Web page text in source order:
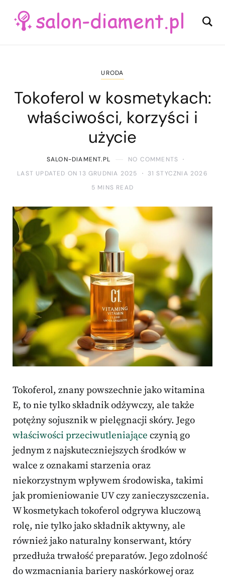
URODA
Tokoferol w kosmetykach:
właściwości, korzyści i
użycie
SALON-DIAMENT.PL
NO COMMENTS
LAST UPDATED ON 13 GRUDNIA 2025
31 STYCZNIA 2026
5 MINS READ
Tokoferol, znany powszechnie jako witamina
E, to nie tylko składnik odżywczy, ale także
potężny sojusznik w pielęgnacji skóry. Jego
właściwości przeciwutleniające czynią go
jednym z najskuteczniejszych środków w
walce z oznakami starzenia oraz
niekorzystnym wpływem środowiska, takimi
jak promieniowanie UV czy zanieczyszczenia.
W kosmetykach tokoferol odgrywa kluczową
rolę, nie tylko jako składnik aktywny, ale
również jako naturalny konserwant, który
przedłuża trwałość preparatów. Jego zdolność
do wzmacniania bariery naskórkowej oraz